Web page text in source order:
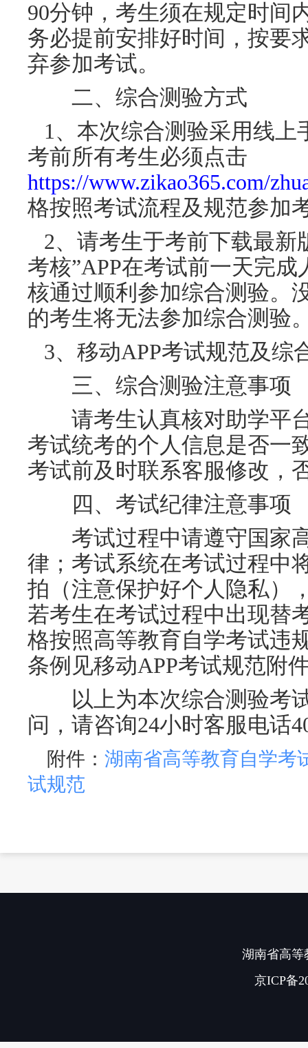
90分钟，考生须在规定时间
务必提前安排好时间，按要
弃参加考试。
二、综合测验方式
1、本次综合测验采用线上
考前所有考生必须点击
https://www.zikao365.com/
格按照考试流程及规范参加
2、请考生于考前下载最新
考核”APP在考试前一天完
核通过顺利参加综合测验。
的考生将无法参加综合测验
3、移动APP考试规范及综
三、综合测验注意事项
请考生认真核对助学平
考试统考的个人信息是否一
考试前及时联系客服修改，
四、考试纪律注意事项
考试过程中请遵守国家
律；考试系统在考试过程中
拍（注意保护好个人隐私）
若考生在考试过程中出现替
格按照高等教育自学考试违
条例见移动APP考试规范附
以上为本次综合测验考
问，请咨询24小时客服电话
附件： 湖南省高等教育自学考
试规范
湖南省高等
京ICP备